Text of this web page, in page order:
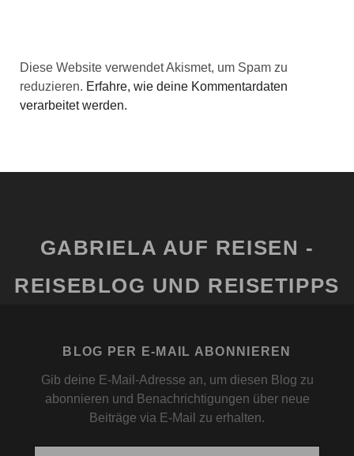
Diese Website verwendet Akismet, um Spam zu
reduzieren. Erfahre, wie deine Kommentardaten
verarbeitet werden.
GABRIELA AUF REISEN -
REISEBLOG UND REISETIPPS
BLOG PER E-MAIL ABONNIEREN
Gib deine E-Mail-Adresse an, um diesen Blog zu
abonnieren und Benachrichtigungen über neue
Beiträge via E-Mail zu erhalten.